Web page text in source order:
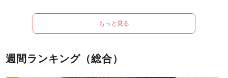
もっと見る
週間ランキング（総合）